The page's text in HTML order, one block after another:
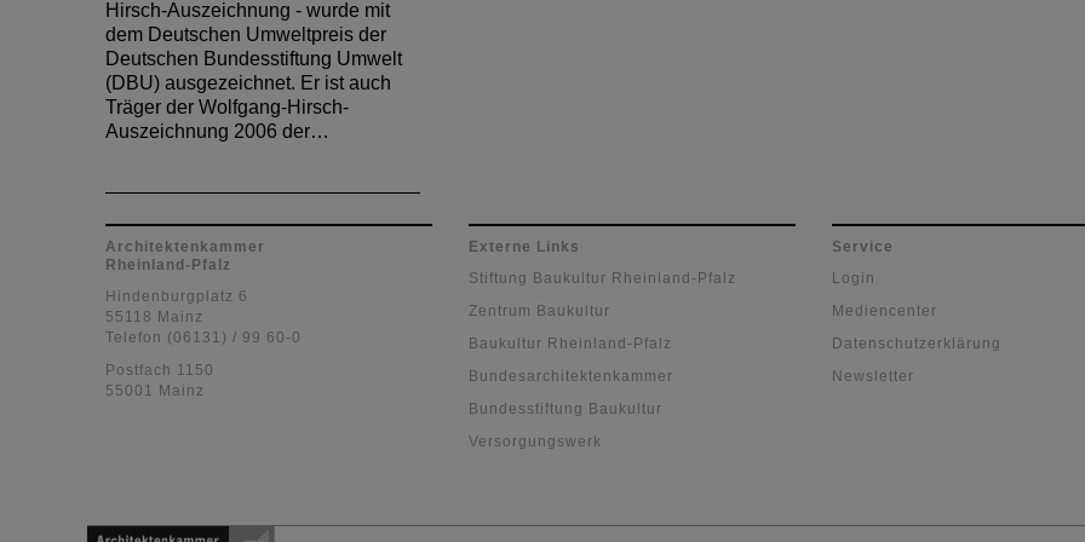
Hirsch-Auszeichnung - wurde mit
dem Deutschen Umweltpreis der
Deutschen Bundesstiftung Umwelt
(DBU) ausgezeichnet. Er ist auch
Träger der Wolfgang-Hirsch-
Auszeichnung 2006 der…
Architektenkammer
Rheinland-Pfalz
Hindenburgplatz 6
55118 Mainz
Telefon (06131) / 99 60-0
Postfach 1150
55001 Mainz
Externe Links
Stiftung Baukultur Rheinland-Pfalz
Zentrum Baukultur
Baukultur Rheinland-Pfalz
Bundesarchitektenkammer
Bundesstiftung Baukultur
Versorgungswerk
Service
Login
Mediencenter
Datenschutzerklärung
Newsletter